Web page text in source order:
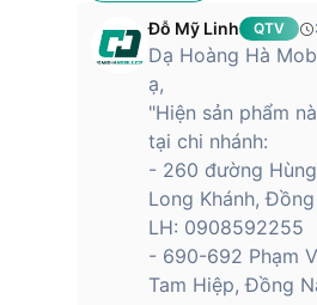
Đỗ Mỹ Linh QTV
Dạ Hoàng Hà
ạ,
"Hiện sản phẩm
tại chi nhánh:
- 260 đường
Long Khánh,
LH: 0908592255
- 690-692 Phạm
Tam Hiệp, Đồng